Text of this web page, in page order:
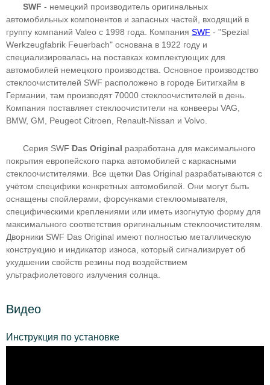
SWF - немецкий производитель оригинальных
автомобильных компонентов и запасных частей, входящий в
группу компаний Valeo с 1998 года. Компания SWF - "Spezial
Werkzeugfabrik Feuerbach" основана в 1922 году и
специализировалась на поставках комплектующих для
автомобилей немецкого производства. Основное производство
стеклоочистителей SWF расположено в городе Битигхайм в
Германии, там производят 70000 стеклоочистителей в день.
Компания поставляет стеклоочистители на конвееры VAG,
BMW, GM, Peugeot Citroen, Renault-Nissan и Volvo.
Серия SWF Das Original разработана для максимального
покрытия европейского парка автомобилей с каркасными
стеклоочистителями. Все щетки Das Original разрабатываются с
учётом специфики конкретных автомобилей. Они могут быть
оснащены спойлерами, форсунками стеклоомывателя,
специфическими креплениями или иметь изогнутую форму для
максимального соответствия оригинальным стеклоочистителям.
Дворники SWF Das Original имеют полностью металлическую
конструкцию и индикатор износа, который сигнализирует об
ухудшении свойств резины под воздействием
ультрафиолетового излучения солнца.
Видео
Инструкция по установке